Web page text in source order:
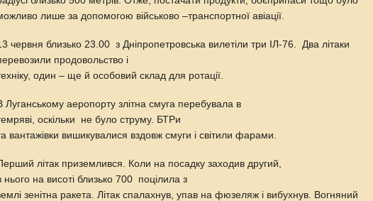
лише за допомогою військово –транспортної авіації.
червня близько 23.00 з Дніпропетровська вилетіли три ІЛ-76. Два літаки
продовольство і
один – ще й особовий склад для ротації.
Луганському аеропорту злітна смуга перебувала в
оскільки не було струму. БТРи
вантажівки вишикувалися вздовж смуги і світили фарами.
літак приземлився. Коли на посадку заходив другий,
нього на висоті близько 700 поцілила з
зенітна ракета. Літак спалахнув, упав на фюзеляж і вибухнув. Вогняний